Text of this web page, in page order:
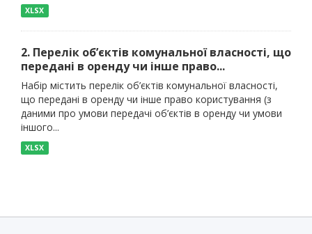
XLSX
2. Перелік об’єктів комунальної власності, що
передані в оренду чи інше право...
Набір містить перелік об’єктів комунальної власності,
що передані в оренду чи інше право користування (з
даними про умови передачі об’єктів в оренду чи умови
іншого...
XLSX